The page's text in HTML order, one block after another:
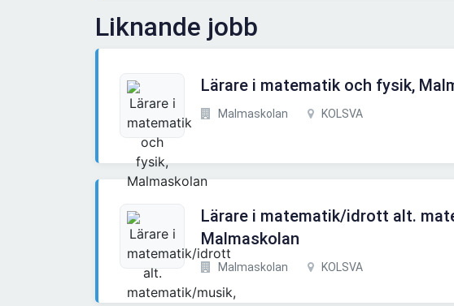
Liknande jobb
Lärare i matematik och fysik,
Malmaskolan KOLSVA
Lärare i matematik/idrott alt.
Malmaskolan
Malmaskolan KOLSVA